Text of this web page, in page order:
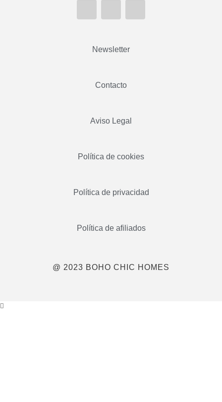
Newsletter
Contacto
Aviso Legal
Política de cookies
Política de privacidad
Política de afiliados
@ 2023 BOHO CHIC HOMES